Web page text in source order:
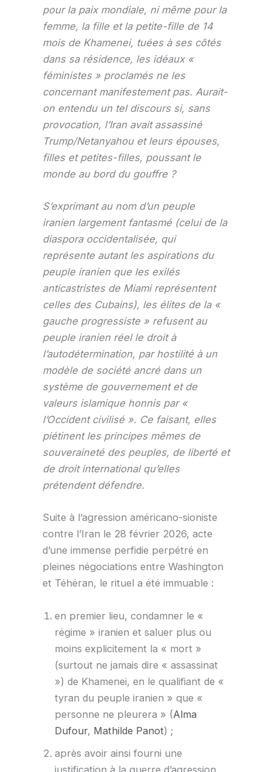
pour la paix mondiale, ni même pour la
femme, la fille et la petite-fille de 14
mois de Khamenei, tuées à ses côtés
dans sa résidence, les idéaux «
féministes » proclamés ne les
concernant manifestement pas. Aurait-
on entendu un tel discours si, sans
provocation, l’Iran avait assassiné
Trump/Netanyahou et leurs épouses,
filles et petites-filles, poussant le
monde au bord du gouffre ?
S’exprimant au nom d’un peuple
iranien largement fantasmé (celui de la
diaspora occidentalisée, qui
représente autant les aspirations du
peuple iranien que les exilés
anticastristes de Miami représentent
celles des Cubains), les élites de la «
gauche progressiste » refusent au
peuple iranien réel le droit à
l’autodétermination, par hostilité à un
modèle de société ancré dans un
système de gouvernement et de
valeurs islamique honnis par «
l’Occident civilisé ». Ce faisant, elles
piétinent les principes mêmes de
souveraineté des peuples, de liberté et
de droit international qu’elles
prétendent défendre.
Suite à l’agression américano-sioniste
contre l’Iran le 28 février 2026, acte
d’une immense perfidie perpétré en
pleines négociations entre Washington
et Téhéran, le rituel a été immuable :
en premier lieu, condamner le «
régime » iranien et saluer plus ou
moins explicitement la « mort »
(surtout ne jamais dire « assassinat
») de Khamenei, en le qualifiant de «
tyran du peuple iranien » que «
personne ne pleurera » (Alma
Dufour, Mathilde Panot) ;
après avoir ainsi fourni une
justification à la guerre d’agression